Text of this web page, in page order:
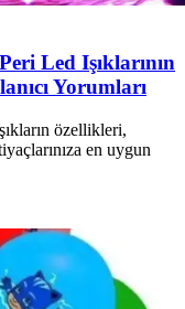
Led Işıklarının
Yorumları
özellikleri,
en uygun